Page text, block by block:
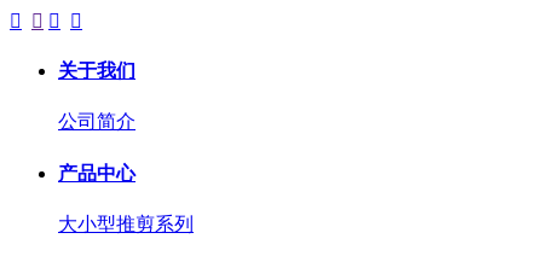
   
关于我们
公司简介
产品中心
大小型推剪系列